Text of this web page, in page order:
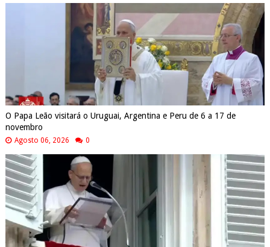
O Papa Leão visitará o Uruguai, Argentina e Peru de 6 a 17 de
novembro
Agosto 06, 2026 0